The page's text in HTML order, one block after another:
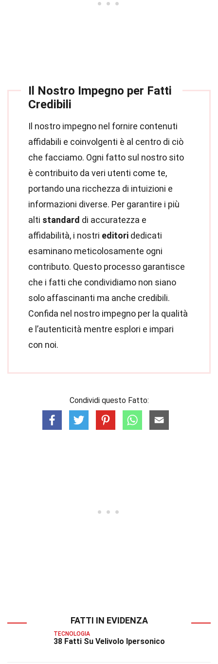
Il Nostro Impegno per Fatti
Credibili
Il nostro impegno nel fornire contenuti
affidabili e coinvolgenti è al centro di ciò
che facciamo. Ogni fatto sul nostro sito
è contribuito da veri utenti come te,
portando una ricchezza di intuizioni e
informazioni diverse. Per garantire i più
alti standard di accuratezza e
affidabilità, i nostri editori dedicati
esaminano meticolosamente ogni
contributo. Questo processo garantisce
che i fatti che condividiamo non siano
solo affascinanti ma anche credibili.
Confida nel nostro impegno per la qualità
e l’autenticità mentre esplori e impari
con noi.
Condividi questo Fatto:
FATTI IN EVIDENZA
TECNOLOGIA
38 Fatti Su Velivolo Ipersonico